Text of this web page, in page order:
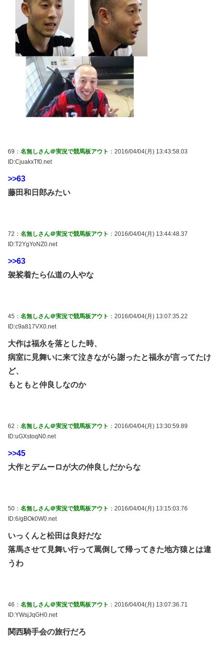
69： 名無しさん＠実況で競馬板アウト ：2016/04/04(月) 13:43:58.03
ID:CjuakxTf0.net
>>63
藤田和日郎みたい
72： 名無しさん＠実況で競馬板アウト ：2016/04/04(月) 13:44:48.37
ID:T2YgYoNZ0.net
>>63
袈裟着たら仏道の人やな
45： 名無しさん＠実況で競馬板アウト ：2016/04/04(月) 13:07:35.22
ID:c9a817VX0.net
大作は福永を落とした時、
病室に見舞いに来て泣きながら謝ったと福永が言ってたけ
ど、
もともと仲良しなのか
62： 名無しさん＠実況で競馬板アウト ：2016/04/04(月) 13:30:59.89
ID:uGXstoqN0.net
>>45
大作とデムーロが大の仲良しだからな
50： 名無しさん＠実況で競馬板アウト ：2016/04/04(月) 13:15:03.76
ID:6/gBOk0W0.net
いっくんと松田は良好だな
落馬させて見舞い行って罵倒して帰ってきた地方猿とは違
うわ
46： 名無しさん＠実況で競馬板アウト ：2016/04/04(月) 13:07:36.71
ID:YWsjJqGH0.net
関西騎手会の旅行だろ